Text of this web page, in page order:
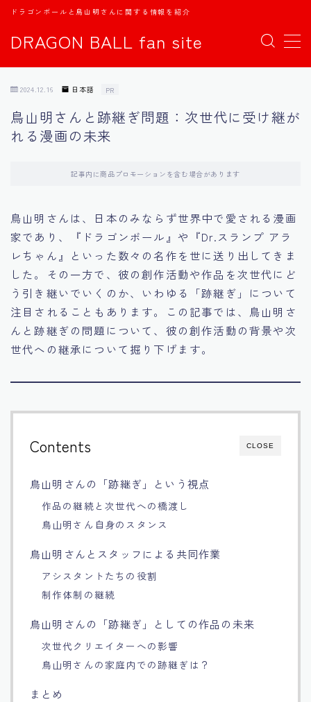
DRAGON BALL fan site
ドラゴンボールと鳥山明さんに関する情報を紹介
MENU
日本語
中文
Español
اللغة العربية
Français
Português
2024.12.16 日本語 PR
鳥山明さんと跡継ぎ問題：次世代に受け継が
れる漫画の未来
記事内に商品プロモーションを含む場合があります
鳥山明さんは、日本のみならず世界中で愛される漫画
家であり、『ドラゴンボール』や『Dr.スランプ アラ
レちゃん』といった数々の名作を世に送り出してきま
した。その一方で、彼の創作活動や作品を次世代にど
う引き継いでいくのか、いわゆる「跡継ぎ」について
注目されることもあります。この記事では、鳥山明さ
んと跡継ぎの問題について、彼の創作活動の背景や次
世代への継承について掘り下げます。
CLOSE
Contents
鳥山明さんの「跡継ぎ」という視点
作品の継続と次世代への橋渡し
鳥山明さん自身のスタンス
鳥山明さんとスタッフによる共同作業
アシスタントたちの役割
制作体制の継続
鳥山明さんの「跡継ぎ」としての作品の未来
次世代クリエイターへの影響
鳥山明さんの家庭内での跡継ぎは？
まとめ